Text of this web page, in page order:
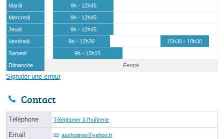
Mardi
9h - 12h45
Mercredi
9h - 12h45
Jeudi
9h - 12h45
Vendredi
9h - 12h30
15h30 - 18h30
Samedi
9h - 13h15
Dimanche
Fermé
Signaler une erreur
Contact
Téléphone Téléphoner à l'huîtrerie
Email auxhuitresⓐyahoo.fr